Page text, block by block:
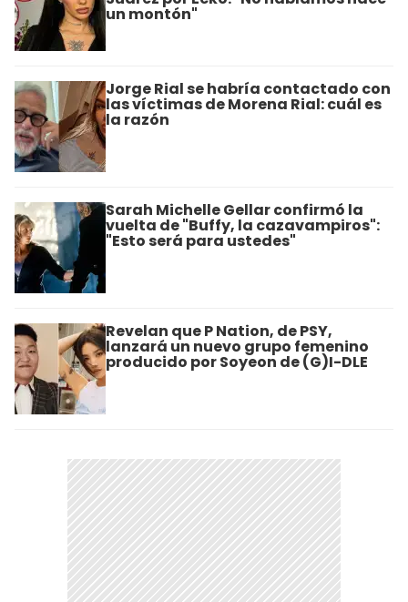
un montón"
Jorge Rial se habría contactado con
las víctimas de Morena Rial: cuál es
la razón
Sarah Michelle Gellar confirmó la
vuelta de "Buffy, la cazavampiros":
"Esto será para ustedes"
Revelan que P Nation, de PSY,
lanzará un nuevo grupo femenino
producido por Soyeon de (G)I-DLE